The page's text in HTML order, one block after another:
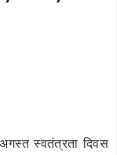
स्वतंत्रता दिवस